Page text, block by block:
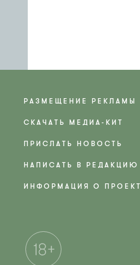
РАЗМЕЩЕНИЕ РЕКЛАМЫ
СКАЧАТЬ МЕДИА-КИТ
ПРИСЛАТЬ НОВОСТЬ
НАПИСАТЬ В РЕДАКЦИЮ
ИНФОРМАЦИЯ О